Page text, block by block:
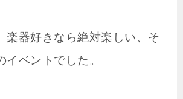
楽器好きなら絶対楽しい、そ
イベントでした。